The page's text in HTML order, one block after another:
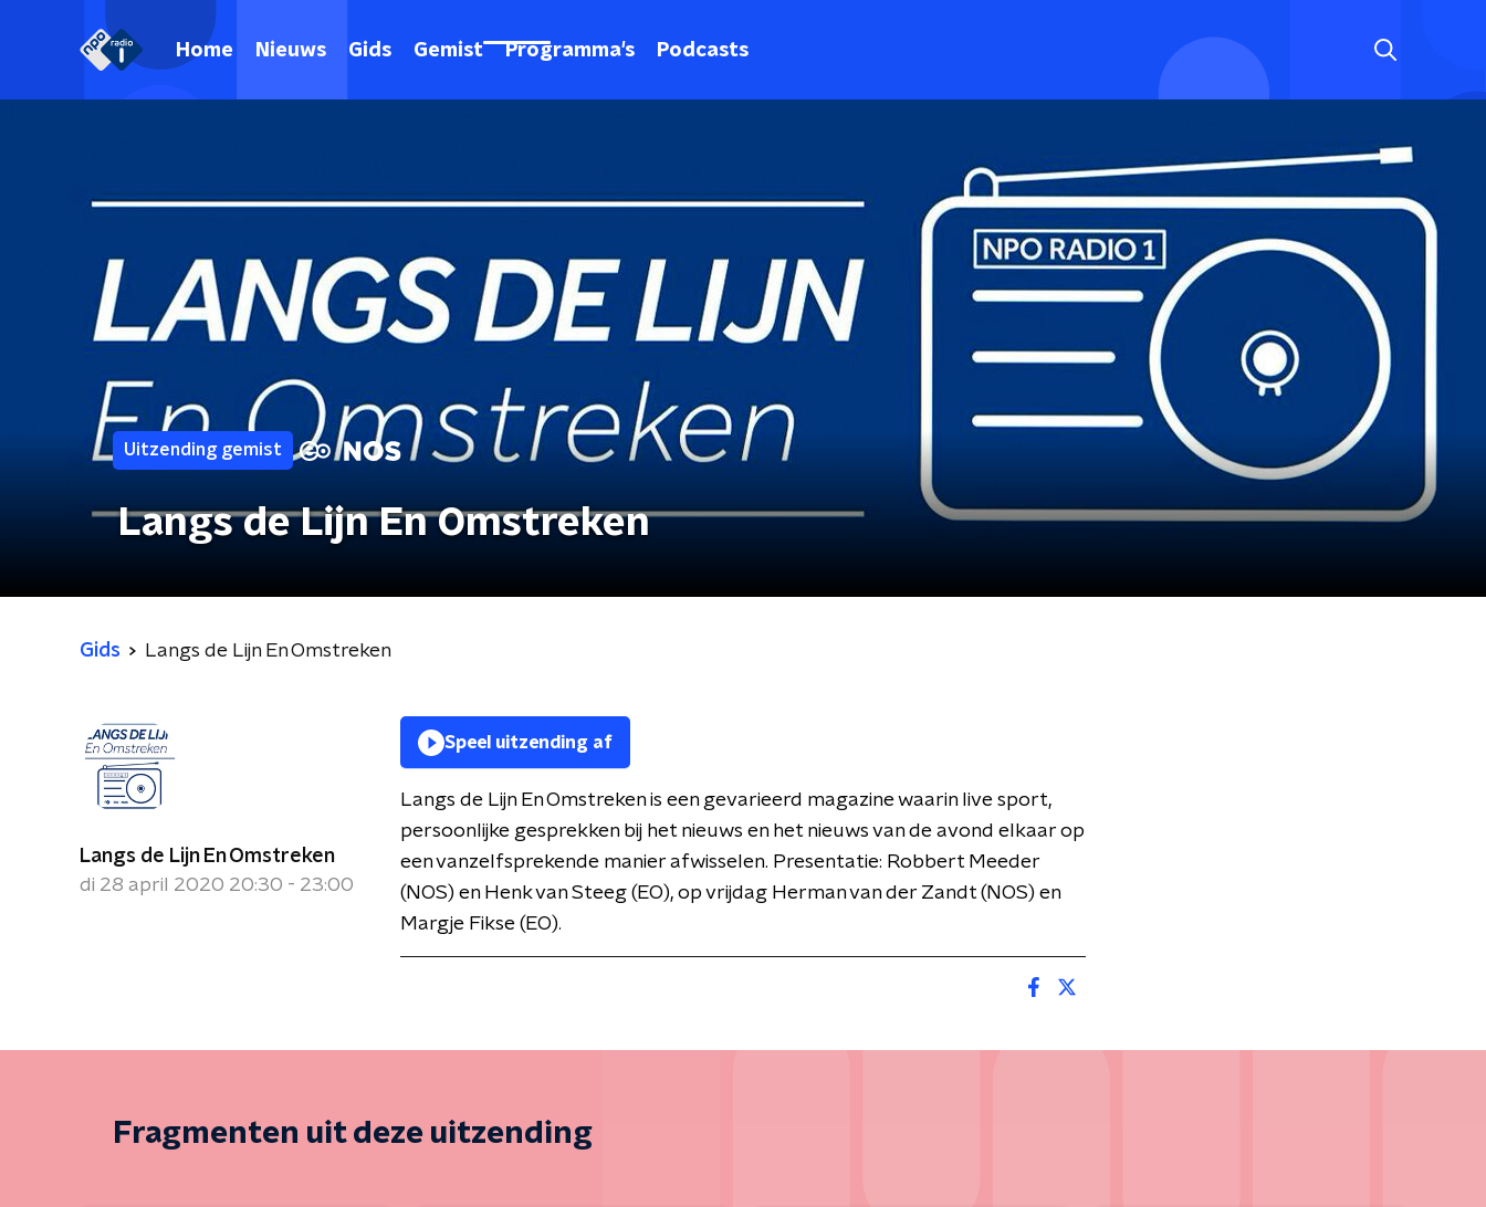
Home Nieuws Gids Gemist Programma's Podcasts
Uitzending gemist
Langs de Lijn En Omstreken
Gids Langs de Lijn En Omstreken
Langs de Lijn En Omstreken
di 28 april 2020 20:30 - 23:00
Speel uitzending af
Langs de Lijn En Omstreken is een gevarieerd magazine waarin live sport,
persoonlijke gesprekken bij het nieuws en het nieuws van de avond elkaar op
een vanzelfsprekende manier afwisselen. Presentatie: Robbert Meeder
(NOS) en Henk van Steeg (EO), op vrijdag Herman van der Zandt (NOS) en
Margje Fikse (EO).
Fragmenten uit deze uitzending